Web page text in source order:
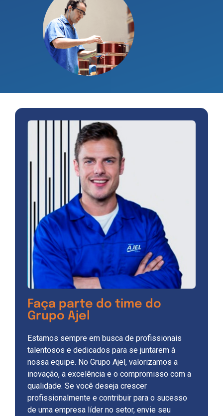
Faça parte do time do
Grupo Ajel
Estamos sempre em busca de profissionais
talentosos e dedicados para se juntarem à
nossa equipe. No Grupo Ajel, valorizamos a
inovação, a excelência e o compromisso com a
qualidade. Se você deseja crescer
profissionalmente e contribuir para o sucesso
de uma empresa líder no setor, envie seu